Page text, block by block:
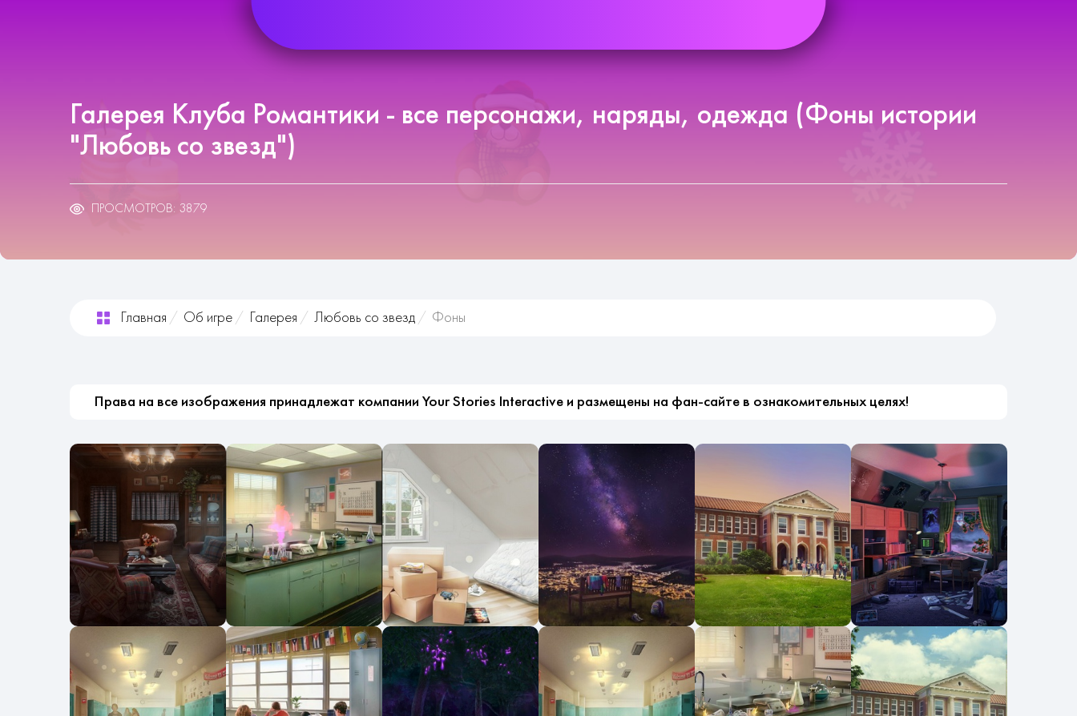
Галерея Клуба Романтики - все персонажи, наряды, одежда (Фоны истории
"Любовь со звезд")
ПРОСМОТРОВ: 3879
Главная Об игре Галерея Любовь со звезд Фоны
Права на все изображения принадлежат компании Your Stories Interactive и размещены на фан-сайте в ознакомительных целях!